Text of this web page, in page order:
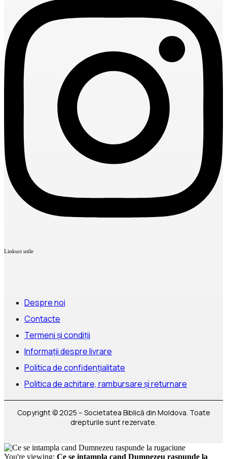
Linkuri utile
Despre noi
Contacte
Termeni și condiții
Informații despre livrare
Politica de confidențialitate
Politica de achitare, rambursare și returnare
Copyright © 2025 – Societatea Biblică din Moldova. Toate
drepturile sunt rezervate.
You're viewing: Ce se intampla cand Dumnezeu raspunde la